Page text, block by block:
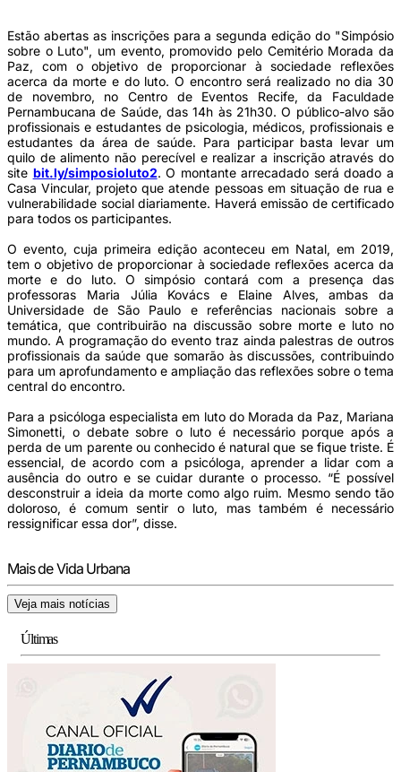
Estão abertas as inscrições para a segunda edição do "Simpósio
sobre o Luto", um evento, promovido pelo Cemitério Morada da
Paz, com o objetivo de proporcionar à sociedade reflexões
acerca da morte e do luto. O encontro será realizado no dia 30
de novembro, no Centro de Eventos Recife, da Faculdade
Pernambucana de Saúde, das 14h às 21h30. O público-alvo são
profissionais e estudantes de psicologia, médicos, profissionais e
estudantes da área de saúde. Para participar basta levar um
quilo de alimento não perecível e realizar a inscrição através do
site bit.ly/simposioluto2. O montante arrecadado será doado a
Casa Vincular, projeto que atende pessoas em situação de rua e
vulnerabilidade social diariamente. Haverá emissão de certificado
para todos os participantes.
O evento, cuja primeira edição aconteceu em Natal, em 2019,
tem o objetivo de proporcionar à sociedade reflexões acerca da
morte e do luto. O simpósio contará com a presença das
professoras Maria Júlia Kovács e Elaine Alves, ambas da
Universidade de São Paulo e referências nacionais sobre a
temática, que contribuirão na discussão sobre morte e luto no
mundo. A programação do evento traz ainda palestras de outros
profissionais da saúde que somarão às discussões, contribuindo
para um aprofundamento e ampliação das reflexões sobre o tema
central do encontro.
Para a psicóloga especialista em luto do Morada da Paz, Mariana
Simonetti, o debate sobre o luto é necessário porque após a
perda de um parente ou conhecido é natural que se fique triste. É
essencial, de acordo com a psicóloga, aprender a lidar com a
ausência do outro e se cuidar durante o processo. “É possível
desconstruir a ideia da morte como algo ruim. Mesmo sendo tão
doloroso, é comum sentir o luto, mas também é necessário
ressignificar essa dor”, disse.
Mais de Vida Urbana
Veja mais notícias
Últimas